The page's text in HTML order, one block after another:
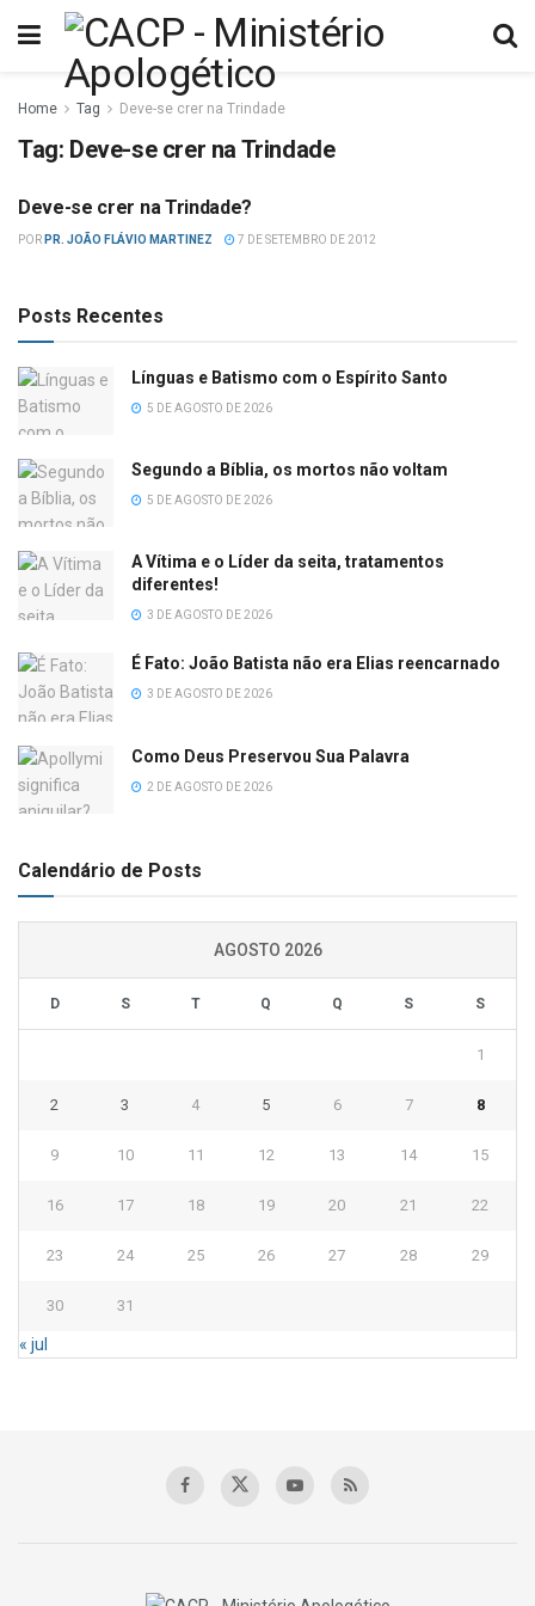
Home Tag Deve-se crer na Trindade
Tag: Deve-se crer na Trindade
SEITAS
Deve-se crer na Trindade?
POR PR. JOÃO FLÁVIO MARTINEZ 7 DE SETEMBRO DE 2012
Posts Recentes
Línguas e Batismo com o Espírito Santo
5 DE AGOSTO DE 2026
Segundo a Bíblia, os mortos não voltam
5 DE AGOSTO DE 2026
A Vítima e o Líder da seita, tratamentos
diferentes!
3 DE AGOSTO DE 2026
É Fato: João Batista não era Elias reencarnado
3 DE AGOSTO DE 2026
Como Deus Preservou Sua Palavra
2 DE AGOSTO DE 2026
Calendário de Posts
AGOSTO 2026
D S T Q Q S S
1
2 3 4 5 6 7 8
9 10 11 12 13 14 15
16 17 18 19 20 21 22
23 24 25 26 27 28 29
30 31
« jul